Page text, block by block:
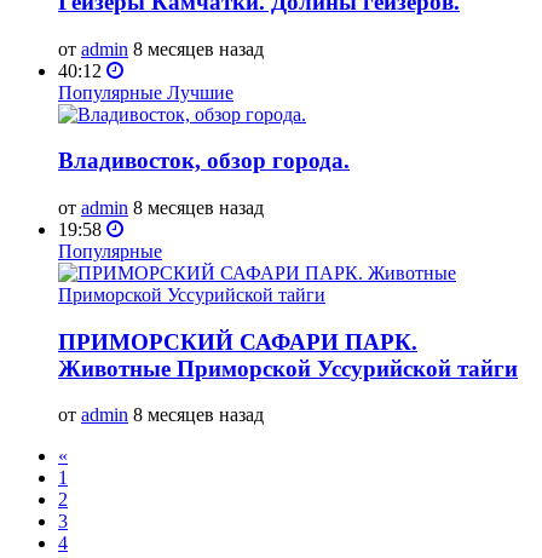
от admin 8 месяцев назад
40:12
Популярные Лучшие
Владивосток, обзор города.
от admin 8 месяцев назад
19:58
Популярные
ПРИМОРСКИЙ САФАРИ ПАРК.
Животные Приморской Уссурийской тайги
от admin 8 месяцев назад
«
1
2
3
4